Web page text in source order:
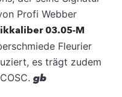
Profi Webber
03.05-M
Fleurier
es trägt zudem
gb